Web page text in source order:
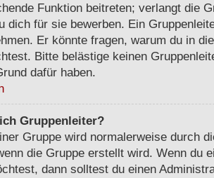
Funktion beitreten; verlangt die
dich für sie bewerben. Ein
Er könnte fragen, warum du in
Bitte belästige keinen
dafür haben.
Gruppenleiter?
Gruppe wird normalerweise durch
die Gruppe erstellt wird. Wenn du
dann solltest du einen